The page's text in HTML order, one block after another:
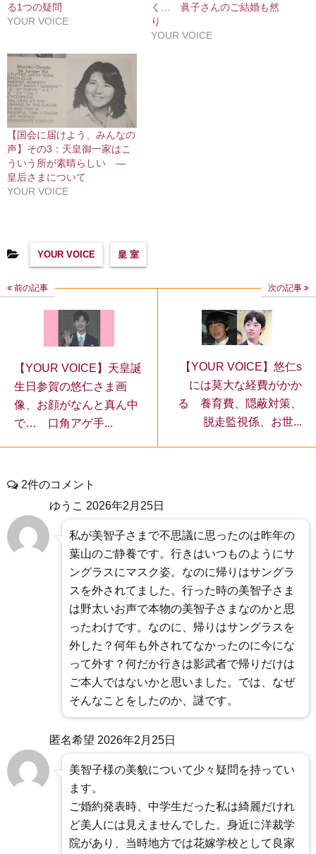
る1つの疑問
YOUR VOICE
く… 眞子さんのご結婚も然
り
YOUR VOICE
【国会に届けよう、みんなの
声】その3：天皇御一家はこ
ういう所が素晴らしい ―
皇后さまについて
YOUR VOICE
YOUR VOICE 皇 室
前の記事
【YOUR VOICE】天皇誕
生日参賀の悠仁さま画
像、お顔がなんと真ん中
で… 口角アゲ手...
次の記事
【YOUR VOICE】悠仁s
には莫大な経費がかか
る 養育費、隠蔽対策、
脱走監視係、お世...
2件のコメント
ゆうこ 2026年2月25日
私が美智子さまで不思議に思ったのは昨年の
葉山のご静養です。行きはいつものようにサ
ングラスにマスク姿。なのに帰りはサングラ
スを外されてました。行った時の美智子さま
は野太いお声で本物の美智子さまなのかと思
ったわけです。なのに、帰りはサングラスを
外した？何年も外されてなかったのに今にな
って外す？何だか行きは影武者で帰りだけは
ご本人ではないかと思いました。では、なぜ
そんなことをしたのか、謎です。
匿名希望 2026年2月25日
美智子様の美貌について少々疑問を持ってい
ます。
ご婚約発表時、中学生だった私は綺麗だけれ
ど美人には見えませんでした。身近に洋裁学
院があり、当時地方では花嫁学校として良家